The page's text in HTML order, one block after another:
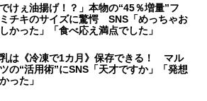
でけぇ油揚げ！？」本物の“45％増量”フ
チキのサイズに驚愕 SNS「めっちゃお
かった」「食べ応え満点でした」
は《冷凍で1カ月》保存できる！ マル
の“活用術”にSNS「天才ですか」「発想
った」